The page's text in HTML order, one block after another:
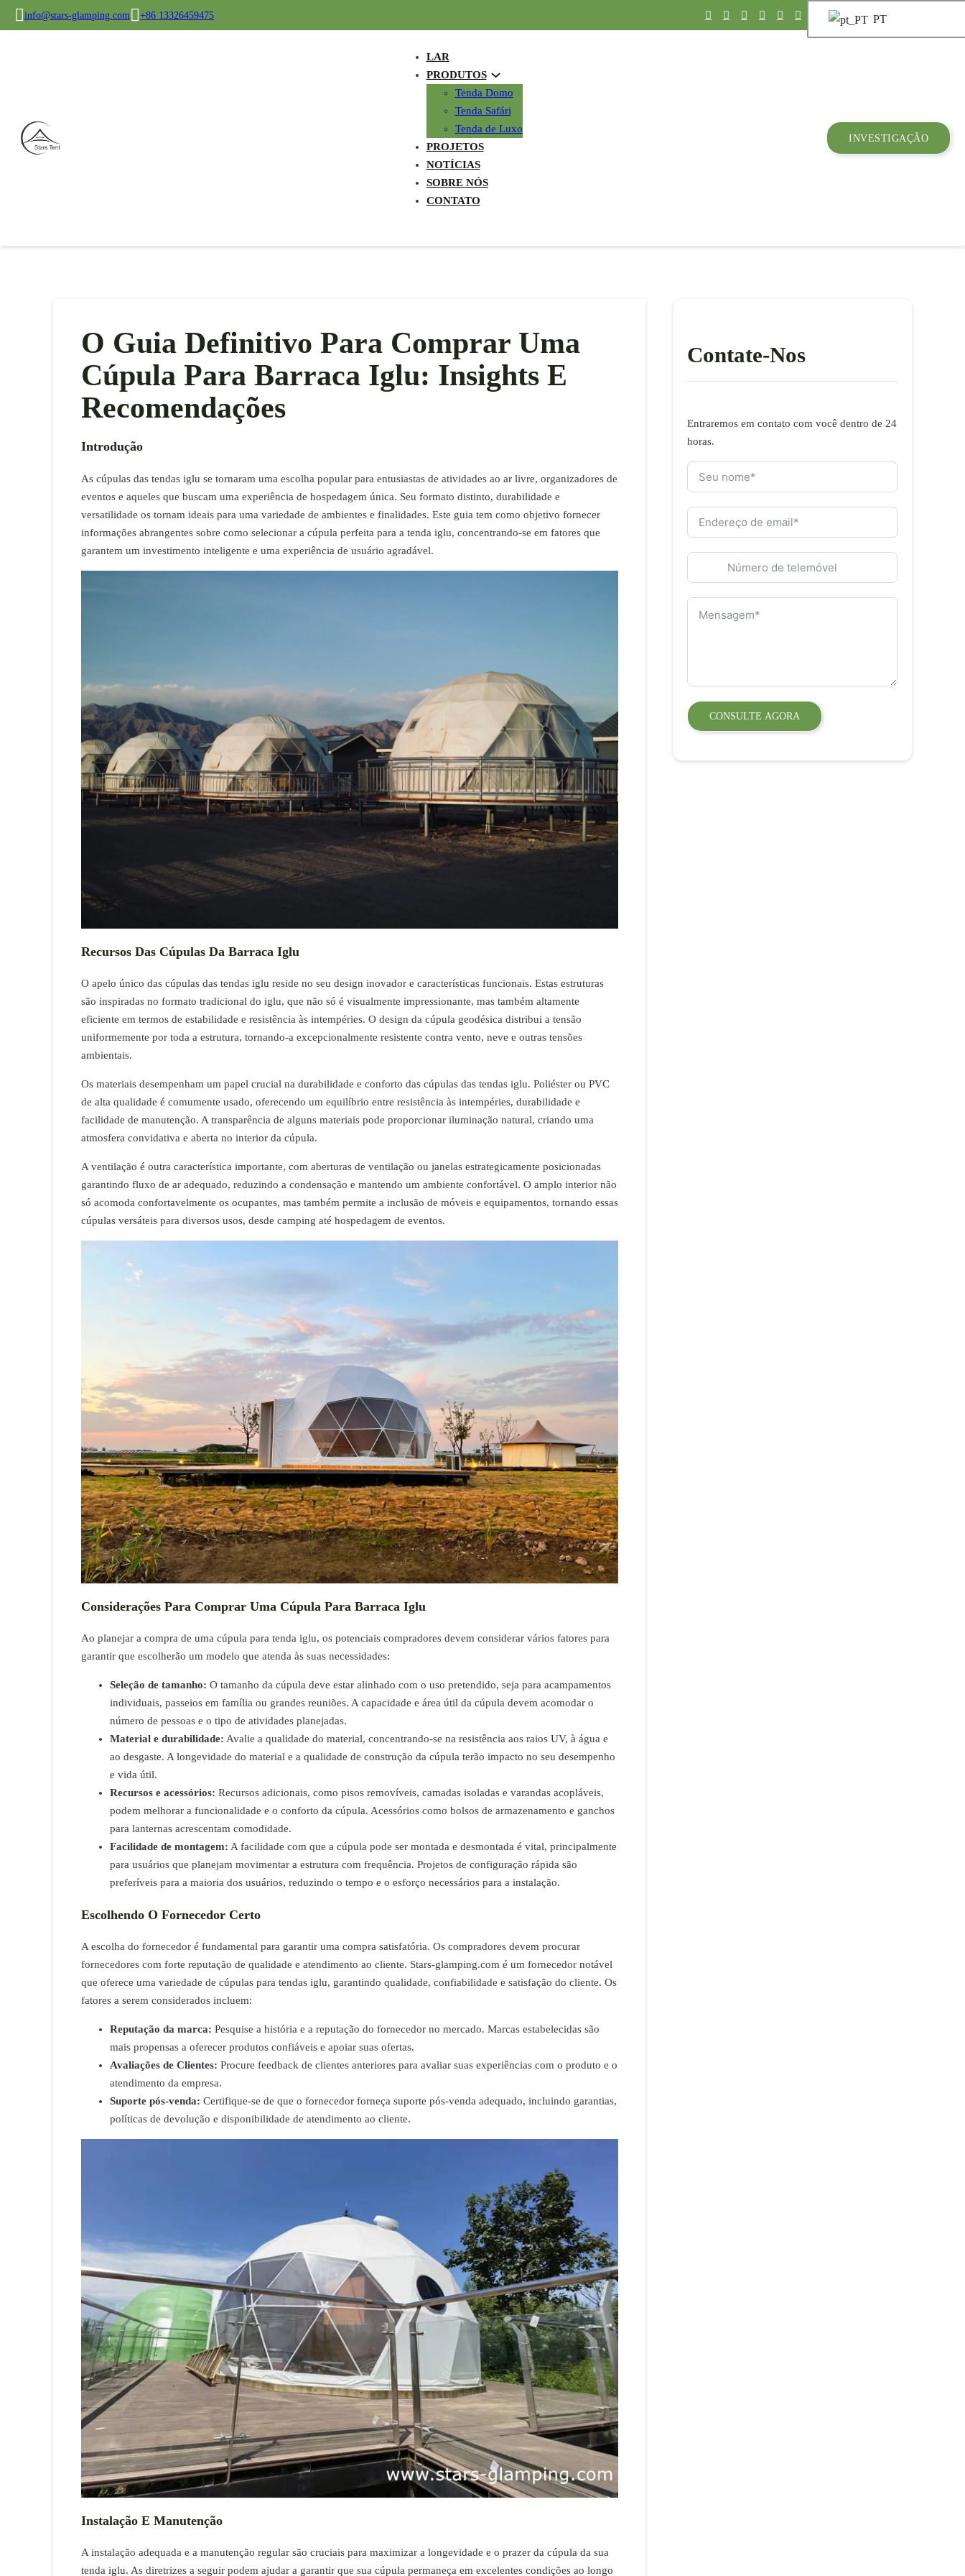
info@stars-glamping.com +86 13326459475 PT
LAR
PRODUTOS
Tenda Domo
Tenda Safári
Tenda de Luxo
PROJETOS
NOTÍCIAS
SOBRE NÓS
CONTATO
INVESTIGAÇÃO
O Guia Definitivo Para Comprar Uma
Cúpula Para Barraca Iglu: Insights E
Recomendações
Introdução
As cúpulas das tendas iglu se tornaram uma escolha popular para entusiastas de atividades ao ar livre, organizadores de
eventos e aqueles que buscam uma experiência de hospedagem única. Seu formato distinto, durabilidade e
versatilidade os tornam ideais para uma variedade de ambientes e finalidades. Este guia tem como objetivo fornecer
informações abrangentes sobre como selecionar a cúpula perfeita para a tenda iglu, concentrando-se em fatores que
garantem um investimento inteligente e uma experiência de usuário agradável.
Recursos Das Cúpulas Da Barraca Iglu
O apelo único das cúpulas das tendas iglu reside no seu design inovador e características funcionais. Estas estruturas
são inspiradas no formato tradicional do iglu, que não só é visualmente impressionante, mas também altamente
eficiente em termos de estabilidade e resistência às intempéries. O design da cúpula geodésica distribui a tensão
uniformemente por toda a estrutura, tornando-a excepcionalmente resistente contra vento, neve e outras tensões
ambientais.
Os materiais desempenham um papel crucial na durabilidade e conforto das cúpulas das tendas iglu. Poliéster ou PVC
de alta qualidade é comumente usado, oferecendo um equilíbrio entre resistência às intempéries, durabilidade e
facilidade de manutenção. A transparência de alguns materiais pode proporcionar iluminação natural, criando uma
atmosfera convidativa e aberta no interior da cúpula.
A ventilação é outra característica importante, com aberturas de ventilação ou janelas estrategicamente posicionadas
garantindo fluxo de ar adequado, reduzindo a condensação e mantendo um ambiente confortável. O amplo interior não
só acomoda confortavelmente os ocupantes, mas também permite a inclusão de móveis e equipamentos, tornando essas
cúpulas versáteis para diversos usos, desde camping até hospedagem de eventos.
Considerações Para Comprar Uma Cúpula Para Barraca Iglu
Ao planejar a compra de uma cúpula para tenda iglu, os potenciais compradores devem considerar vários fatores para
garantir que escolherão um modelo que atenda às suas necessidades:
Seleção de tamanho: O tamanho da cúpula deve estar alinhado com o uso pretendido, seja para acampamentos
individuais, passeios em família ou grandes reuniões. A capacidade e área útil da cúpula devem acomodar o
número de pessoas e o tipo de atividades planejadas.
Material e durabilidade: Avalie a qualidade do material, concentrando-se na resistência aos raios UV, à água e
ao desgaste. A longevidade do material e a qualidade de construção da cúpula terão impacto no seu desempenho
e vida útil.
Recursos e acessórios: Recursos adicionais, como pisos removíveis, camadas isoladas e varandas acopláveis,
podem melhorar a funcionalidade e o conforto da cúpula. Acessórios como bolsos de armazenamento e ganchos
para lanternas acrescentam comodidade.
Facilidade de montagem: A facilidade com que a cúpula pode ser montada e desmontada é vital, principalmente
para usuários que planejam movimentar a estrutura com frequência. Projetos de configuração rápida são
preferíveis para a maioria dos usuários, reduzindo o tempo e o esforço necessários para a instalação.
Escolhendo O Fornecedor Certo
A escolha do fornecedor é fundamental para garantir uma compra satisfatória. Os compradores devem procurar
fornecedores com forte reputação de qualidade e atendimento ao cliente. Stars-glamping.com é um fornecedor notável
que oferece uma variedade de cúpulas para tendas iglu, garantindo qualidade, confiabilidade e satisfação do cliente. Os
fatores a serem considerados incluem:
Reputação da marca: Pesquise a história e a reputação do fornecedor no mercado. Marcas estabelecidas são
mais propensas a oferecer produtos confiáveis e apoiar suas ofertas.
Avaliações de Clientes: Procure feedback de clientes anteriores para avaliar suas experiências com o produto e o
atendimento da empresa.
Suporte pós-venda: Certifique-se de que o fornecedor forneça suporte pós-venda adequado, incluindo garantias,
políticas de devolução e disponibilidade de atendimento ao cliente.
Instalação E Manutenção
A instalação adequada e a manutenção regular são cruciais para maximizar a longevidade e o prazer da cúpula da sua
tenda iglu. As diretrizes a seguir podem ajudar a garantir que sua cúpula permaneça em excelentes condições ao longo
Contate-Nos
Entraremos em contato com você dentro de 24
horas.
CONSULTE AGORA